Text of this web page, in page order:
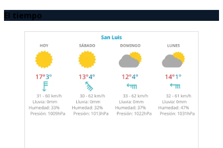
El tiempo